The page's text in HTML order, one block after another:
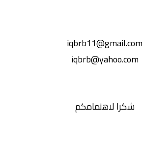
iqbrb11@gmail.com
iqbrb@yahoo.com
شكرا لاهتمامكم